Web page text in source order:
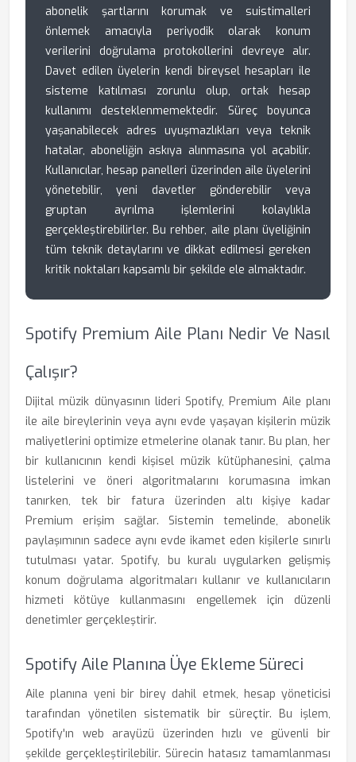
abonelik şartlarını korumak ve suistimalleri
önlemek amacıyla periyodik olarak konum
verilerini doğrulama protokollerini devreye alır.
Davet edilen üyelerin kendi bireysel hesapları ile
sisteme katılması zorunlu olup, ortak hesap
kullanımı desteklenmemektedir. Süreç boyunca
yaşanabilecek adres uyuşmazlıkları veya teknik
hatalar, aboneliğin askıya alınmasına yol açabilir.
Kullanıcılar, hesap panelleri üzerinden aile üyelerini
yönetebilir, yeni davetler gönderebilir veya
gruptan ayrılma işlemlerini kolaylıkla
gerçekleştirebilirler. Bu rehber, aile planı üyeliğinin
tüm teknik detaylarını ve dikkat edilmesi gereken
kritik noktaları kapsamlı bir şekilde ele almaktadır.
Spotify Premium Aile Planı Nedir Ve Nasıl
Çalışır?
Dijital müzik dünyasının lideri Spotify, Premium Aile planı
ile aile bireylerinin veya aynı evde yaşayan kişilerin müzik
maliyetlerini optimize etmelerine olanak tanır. Bu plan, her
bir kullanıcının kendi kişisel müzik kütüphanesini, çalma
listelerini ve öneri algoritmalarını korumasına imkan
tanırken, tek bir fatura üzerinden altı kişiye kadar
Premium erişim sağlar. Sistemin temelinde, abonelik
paylaşımının sadece aynı evde ikamet eden kişilerle sınırlı
tutulması yatar. Spotify, bu kuralı uygularken gelişmiş
konum doğrulama algoritmaları kullanır ve kullanıcıların
hizmeti kötüye kullanmasını engellemek için düzenli
denetimler gerçekleştirir.
Spotify Aile Planına Üye Ekleme Süreci
Aile planına yeni bir birey dahil etmek, hesap yöneticisi
tarafından yönetilen sistematik bir süreçtir. Bu işlem,
Spotify'ın web arayüzü üzerinden hızlı ve güvenli bir
şekilde gerçekleştirilebilir. Sürecin hatasız tamamlanması